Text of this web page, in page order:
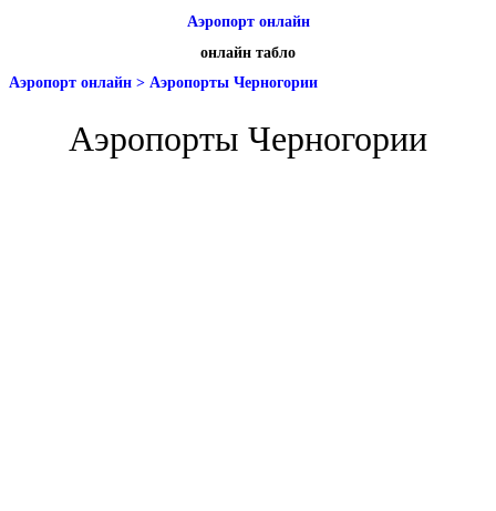
Аэропорт онлайн
онлайн табло
Аэропорт онлайн > Аэропорты Черногории
Аэропорты Черногории